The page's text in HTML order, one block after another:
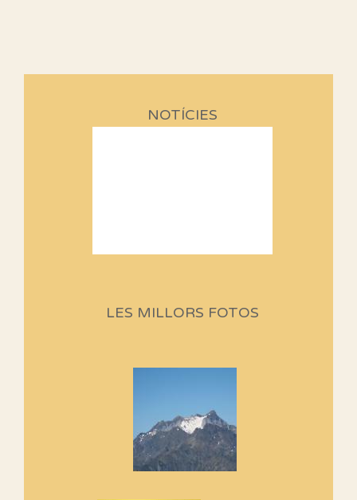
NOTÍCIES
Els Centpeus signen el
Manifest a favor dels Camins
LES MILLORS FOTOS